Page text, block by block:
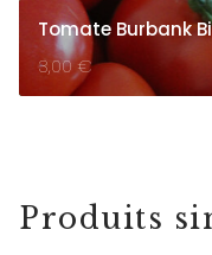
Tomate Burbank
3,00€
Produits